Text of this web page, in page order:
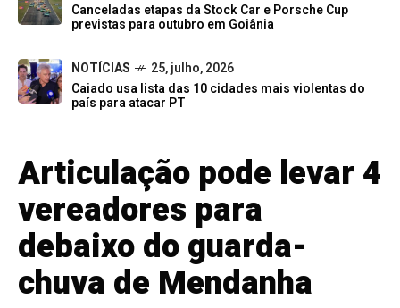
Canceladas etapas da Stock Car e Porsche Cup
previstas para outubro em Goiânia
NOTÍCIAS
25, julho, 2026
Caiado usa lista das 10 cidades mais violentas do
país para atacar PT
Articulação pode levar 4
vereadores para
debaixo do guarda-
chuva de Mendanha